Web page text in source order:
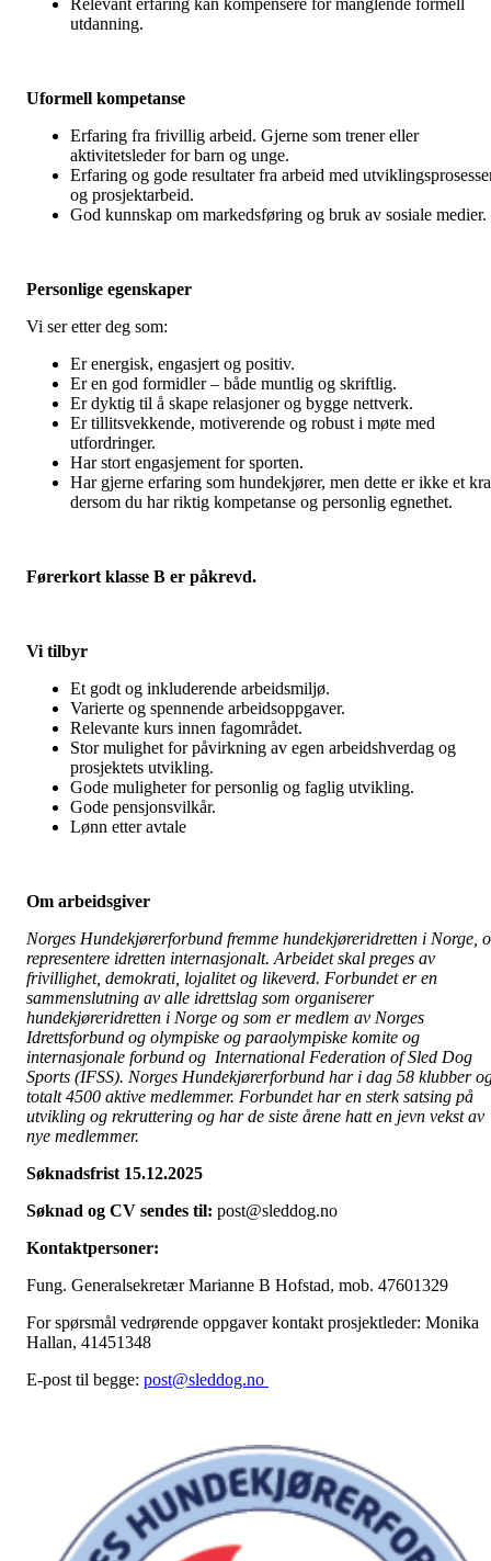
utdanning.
Uformell kompetanse
Erfaring fra frivillig arbeid. Gjerne som trener eller
aktivitetsleder for barn og unge.
Erfaring og gode resultater fra arbeid med
og prosjektarbeid.
God kunnskap om markedsføring og bruk av sosiale medier.
Personlige egenskaper
Vi ser etter deg som:
Er energisk, engasjert og positiv.
Er en god formidler – både muntlig og skriftlig.
Er dyktig til å skape relasjoner og bygge nettverk.
Er tillitsvekkende, motiverende og robust i møte med
utfordringer.
Har stort engasjement for sporten.
Har gjerne erfaring som hundekjører, men dette er ikke et
dersom du har riktig kompetanse og personlig egnethet.
Førerkort klasse B er påkrevd.
Vi tilbyr
Et godt og inkluderende arbeidsmiljø.
Varierte og spennende arbeidsoppgaver.
Relevante kurs innen fagområdet.
Stor mulighet for påvirkning av egen arbeidshverdag og
prosjektets utvikling.
Gode muligheter for personlig og faglig utvikling.
Gode pensjonsvilkår.
Lønn etter avtale
Om arbeidsgiver
Norges Hundekjørerforbund fremme hundekjøreridretten i Norge,
representere idretten internasjonalt. Arbeidet skal preges av
frivillighet, demokrati, lojalitet og likeverd. Forbundet er en
sammenslutning av alle idrettslag som organiserer
hundekjøreridretten i Norge og som er medlem av Norges
Idrettsforbund og olympiske og paraolympiske komite og
internasjonale forbund og International Federation of Sled Dog
Sports (IFSS). Norges Hundekjørerforbund har i dag 58 klubber
totalt 4500 aktive medlemmer. Forbundet har en sterk satsing på
utvikling og rekruttering og har de siste årene hatt en jevn vekst av
nye medlemmer.
Søknadsfrist 15.12.2025
Søknad og CV sendes til: post@sleddog.no
Kontaktpersoner:
Fung. Generalsekretær Marianne B Hofstad, mob. 47601329
For spørsmål vedrørende oppgaver kontakt prosjektleder: Monika
Hallan, 41451348
E-post til begge: post@sleddog.no